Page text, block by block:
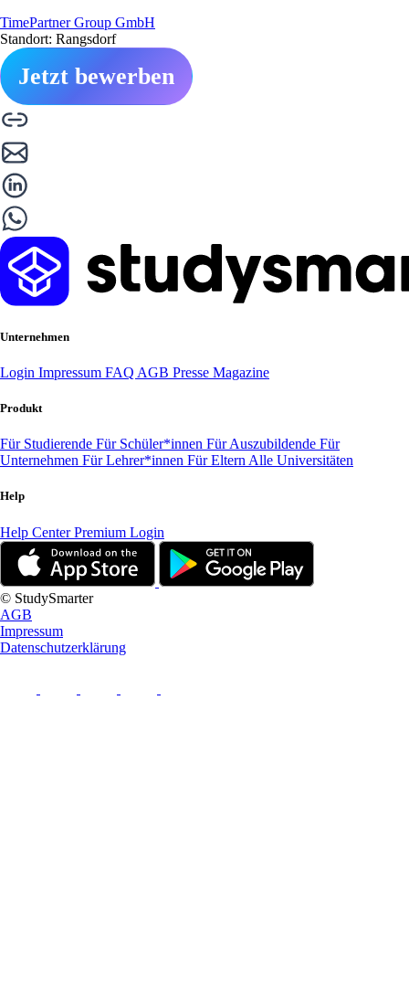
TimePartner Group GmbH
Standort: Rangsdorf
Jetzt bewerben
Unternehmen
Login Impressum FAQ AGB Presse Magazine
Produkt
Für Studierende Für Schüler*innen Für Auszubildende Für
Unternehmen Für Lehrer*innen Für Eltern Alle Universitäten
Help
Help CenterPremium Login
© StudySmarter
AGB
Impressum
Datenschutzerklärung